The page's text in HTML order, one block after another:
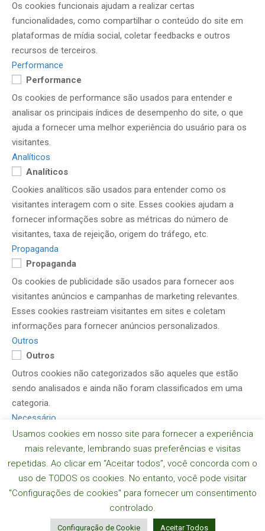
Usamos cookies em nosso site para fornecer a experiência
mais relevante, lembrando suas preferências e visitas
repetidas. Ao clicar em “Aceitar todos”, você concorda com o
uso de TODOS os cookies. No entanto, você pode visitar
"Configurações de cookies" para fornecer um consentimento
controlado.
Configuração de Cookie Aceitar Todos
Os cookies funcionais ajudam a realizar certas
funcionalidades, como compartilhar o conteúdo do site em
plataformas de mídia social, coletar feedbacks e outros
recursos de terceiros.
Performance
Performance
Os cookies de performance são usados ​​para entender e
analisar os principais índices de desempenho do site, o que
ajuda a fornecer uma melhor experiência do usuário para os
visitantes.
Analíticos
Analíticos
Cookies analíticos são usados ​​para entender como os
visitantes interagem com o site. Esses cookies ajudam a
fornecer informações sobre as métricas do número de
visitantes, taxa de rejeição, origem do tráfego, etc.
Propaganda
Propaganda
Os cookies de publicidade são usados ​​para fornecer aos
visitantes anúncios e campanhas de marketing relevantes.
Esses cookies rastreiam visitantes em sites e coletam
informações para fornecer anúncios personalizados.
Outros
Outros
Outros cookies não categorizados são aqueles que estão
sendo analisados ​​e ainda não foram classificados em uma
categoria.
Necessário
Necessário
Os cookies necessários são absolutamente essenciais para
o funcionamento adequado do site. Esses cookies garantem
funcionalidades básicas e recursos de segurança do site, de
forma anônima.
Desenvolvido por